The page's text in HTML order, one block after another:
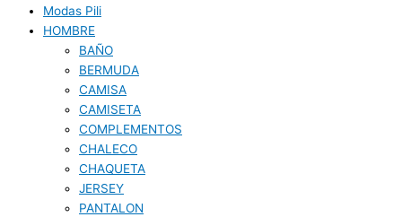
Modas Pili
HOMBRE
BAÑO
BERMUDA
CAMISA
CAMISETA
COMPLEMENTOS
CHALECO
CHAQUETA
JERSEY
PANTALON